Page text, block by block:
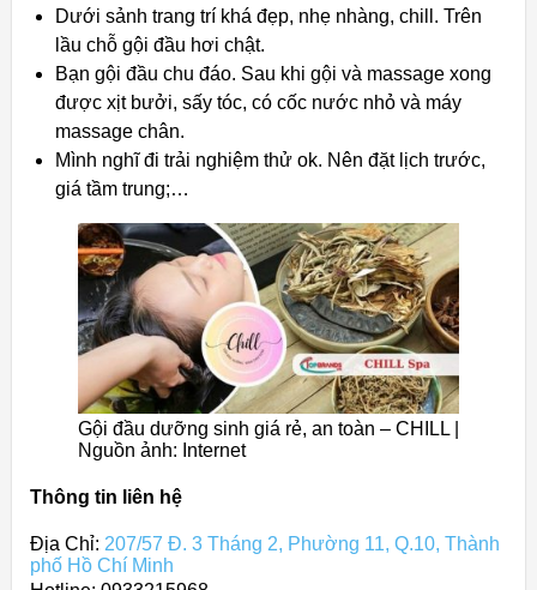
Dưới sảnh trang trí khá đẹp, nhẹ nhàng, chill. Trên
lầu chỗ gội đầu hơi chật.
Bạn gội đầu chu đáo. Sau khi gội và massage xong
được xịt bưởi, sấy tóc, có cốc nước nhỏ và máy
massage chân.
Mình nghĩ đi trải nghiệm thử ok. Nên đặt lịch trước,
giá tầm trung;…
Gội đầu dưỡng sinh giá rẻ, an toàn – CHILL |
Nguồn ảnh: Internet
Thông tin liên hệ
Địa Chỉ: 207/57 Đ. 3 Tháng 2, Phường 11, Q.10, Thành
phố Hồ Chí Minh